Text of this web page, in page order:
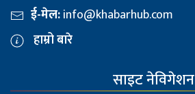
ई-मेल:info@khabarhub.com
हाम्रो बारे
साइट नेविगेशन